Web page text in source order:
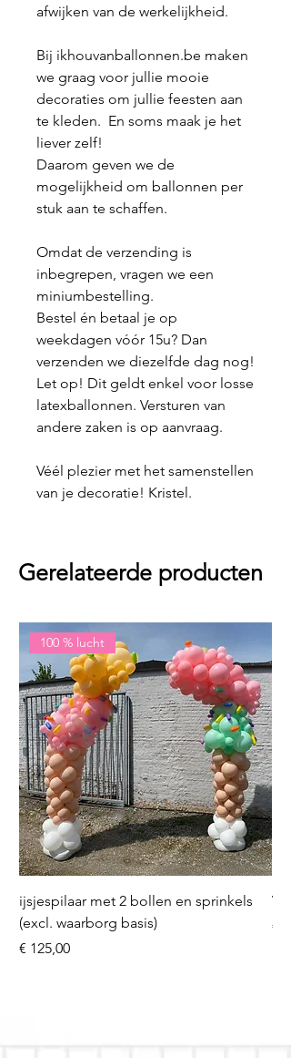
afwijken van de werkelijkheid.
Bij ikhouvanballonnen.be maken
we graag voor jullie mooie
decoraties om jullie feesten aan
te kleden. En soms maak je het
liever zelf!
Daarom geven we de
mogelijkheid om ballonnen per
stuk aan te schaffen.
Omdat de verzending is
inbegrepen, vragen we een
miniumbestelling.
Bestel én betaal je op
weekdagen vóór 15u? Dan
verzenden we diezelfde dag nog!
Let op! Dit geldt enkel voor losse
latexballonnen. Versturen van
andere zaken is op aanvraag.
Véél plezier met het samenstellen
van je decoratie! Kristel.
Gerelateerde producten
100 % lucht
ijsjespilaar met 2 bollen en sprinkels
(excl. waarborg basis)
Prijs
€ 125,00
Prijs
€